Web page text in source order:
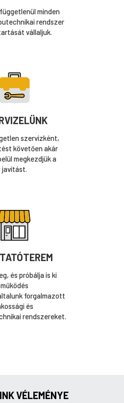
minden
rendszer
vállaljuk.
szervizként,
követően akár
megkezdjük a
javítást.
és próbálja is ki
működés
forgalmazott
és
rendszereket.
VÉLEMÉNYE